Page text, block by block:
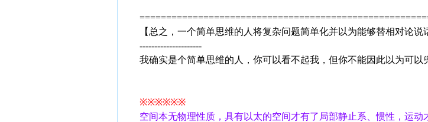
【总之，一个简单思维的人将复杂问题简单化并以为能够替相对论
---------------------
我确实是个简单思维的人，你可以看不起我，但你不能因此以为可以
※※※※※※
空间本无物理性质，具有以太的空间才有了局部静止系、惯性，运动